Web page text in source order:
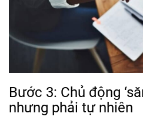
Bước 3: Chủ động
nhưng phải tự nhiên